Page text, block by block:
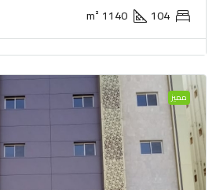
104
1140
m²
مميز